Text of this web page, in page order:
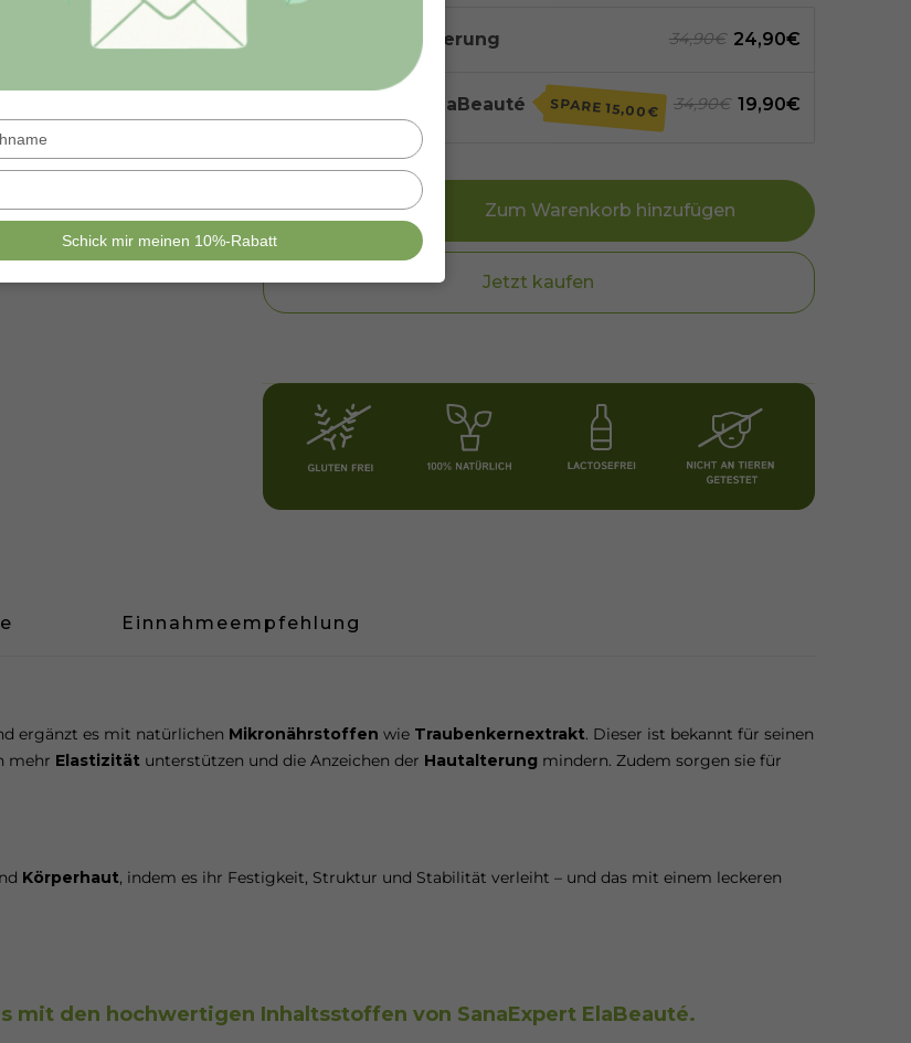
Einmalige Lieferung 34,90€ 24,90€
Monatsabo - ElaBeauté SPARE15,00€ 34,90€ 19,90€
Zum Warenkorb hinzufügen
Jetzt kaufen
Einnahmeempfehlung
ergänzt es mit natürlichen Mikronährstoffen wie Traubenkernextrakt. Dieser ist bekannt für seinen
mehr Elastizität unterstützen und die Anzeichen der Hautalterung mindern. Zudem sorgen sie für
Körperhaut, indem es ihr Festigkeit, Struktur und Stabilität verleiht – und das mit einem leckeren
mit den hochwertigen Inhaltsstoffen von SanaExpert ElaBeauté.
your
your
Schick mir meinen 10%-Rabatt